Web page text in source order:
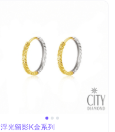
浮光留影K金系列